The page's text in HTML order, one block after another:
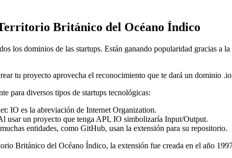
Británico del Océano Índico
los dominios de las startups. Están ganando popularidad gracias a
tu proyecto aprovecha el reconocimiento que te dará un dominio
para diversos tipos de startups tecnológicas:
IO es la abreviación de Internet Organization.
usar un proyecto que tenga API, IO simbolizaría Input/Output.
entidades, como GitHub, usan la extensión para su repositorio.
Británico del Océano Índico, la extensión fue creada en el año